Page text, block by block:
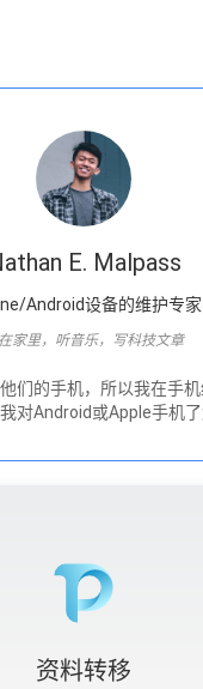
E. Malpass
Android设备的维护专家
家里，听音乐，写科技文章
们的手机，所以我在手
对Android或Apple手机了
资料转移